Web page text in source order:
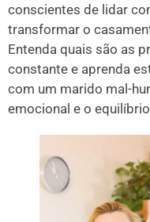
conscientes de lidar
transformar o
Entenda quais são as
constante e aprenda
com um marido mal-
emocional e o